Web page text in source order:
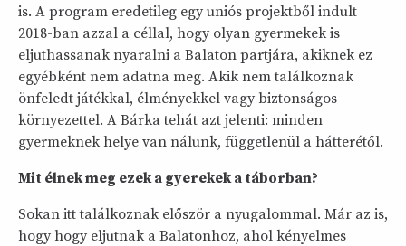
is. A program eredetileg egy uniós projektből indult
2018-ban azzal a céllal, hogy olyan gyermekek is
eljuthassanak nyaralni a Balaton partjára, akiknek ez
egyébként nem adatna meg. Akik nem találkoznak
önfeledt játékkal, élményekkel vagy biztonságos
környezettel. A Bárka tehát azt jelenti: minden
gyermeknek helye van nálunk, függetlenül a hátterétől.
Mit élnek meg ezek a gyerekek a táborban?
Sokan itt találkoznak először a nyugalommal. Már az is,
hogy hogy eljutnak a Balatonhoz, ahol kényelmes